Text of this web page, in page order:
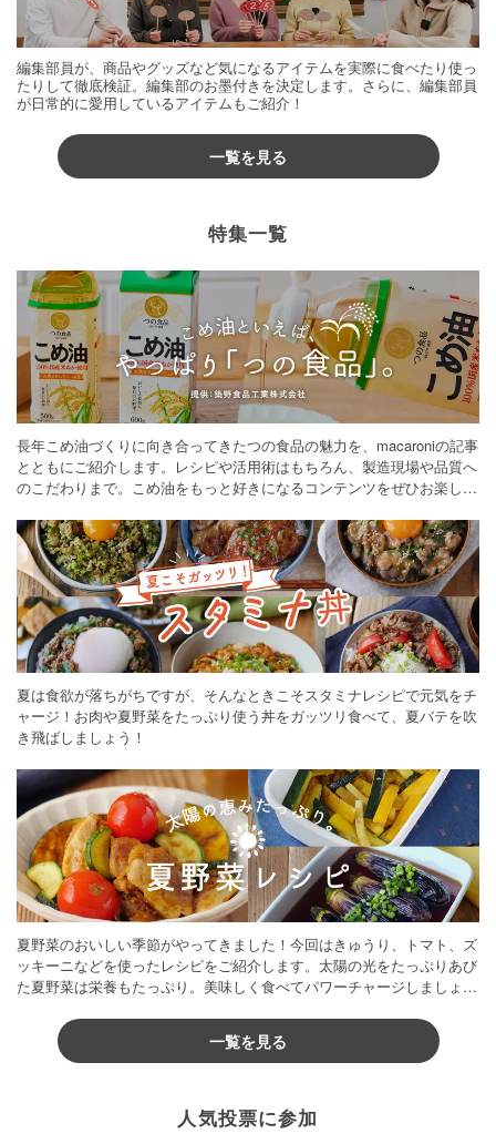
編集部員が、商品やグッズなど気になるアイテムを実際に食べたり使っ
たりして徹底検証。編集部のお墨付きを決定します。さらに、編集部員
が日常的に愛用しているアイテムもご紹介！
一覧を見る
特集一覧
長年こめ油づくりに向き合ってきたつの食品の魅力を、macaroniの記事
とともにご紹介します。レシピや活用術はもちろん、製造現場や品質へ
のこだわりまで。こめ油をもっと好きになるコンテンツをぜひお楽しみ
夏は食欲が落ちがちですが、そんなときこそスタミナレシピで元気をチ
ャージ！お肉や夏野菜をたっぷり使う丼をガッツリ食べて、夏バテを吹
き飛ばしましょう！
夏野菜のおいしい季節がやってきました！今回はきゅうり、トマト、ズ
ッキーニなどを使ったレシピをご紹介します。太陽の光をたっぷりあび
た夏野菜は栄養もたっぷり。美味しく食べてパワーチャージしましょう
一覧を見る
人気投票に参加